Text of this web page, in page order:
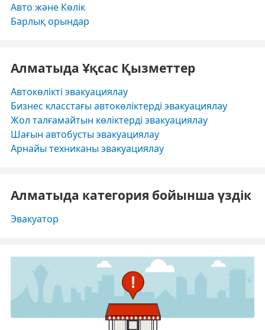
Авто және Көлік
Барлық орындар
Алматыда Ұқсас Қызметтер
Автокөлікті эвакуациялау
Бизнес класстағы автокөліктерді эвакуациялау
Жол талғамайтын көліктерді эвакуациялау
Шағын автобусты эвакуациялау
Арнайы техниканы эвакуациялау
Алматыда категория бойынша үздік
Эвакуатор